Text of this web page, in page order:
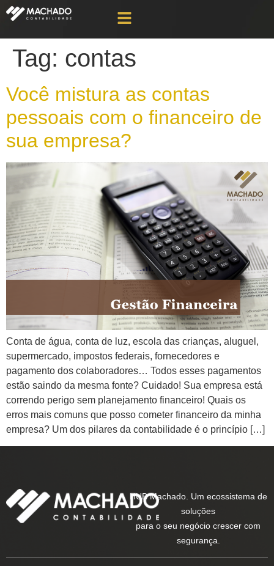
Tag: contas
Você mistura as contas
pessoais com o financeiro de
sua empresa?
Conta de água, conta de luz, escola das crianças, aluguel,
supermercado, impostos federais, fornecedores e
pagamento dos colaboradores… Todos esses pagamentos
estão saindo da mesma fonte? Cuidado! Sua empresa está
correndo perigo sem planejamento financeiro! Quais os
erros mais comuns que posso cometer financeiro da minha
empresa? Um dos pilares da contabilidade é o princípio […]
HUB Machado. Um ecossistema de
soluções
para o seu negócio crescer com
segurança.